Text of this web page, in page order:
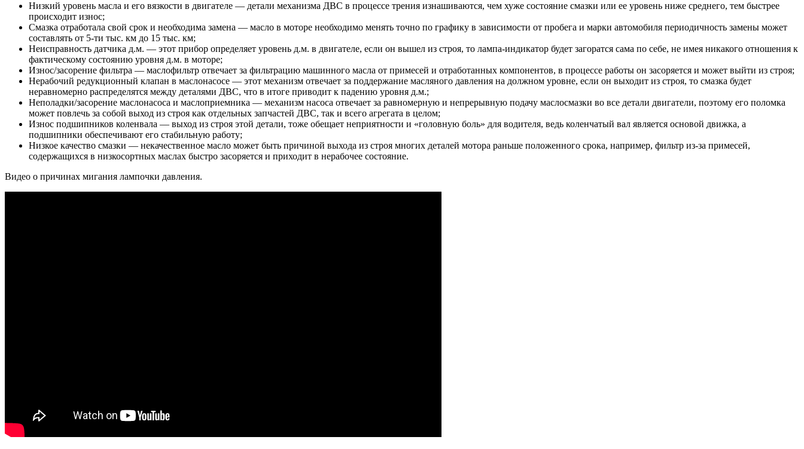
Низкий уровень масла и его вязкости в двигателе — детали механизма ДВС в процессе трения изнашиваются, чем хуже состояние смазки или ее уровень ниже среднего, тем быстрее
происходит износ;
Смазка отработала свой срок и необходима замена — масло в моторе необходимо менять точно по графику в зависимости от пробега и марки автомобиля периодичность замены может
составлять от 5-ти тыс. км до 15 тыс. км;
Неисправность датчика д.м. — этот прибор определяет уровень д.м. в двигателе, если он вышел из строя, то лампа-индикатор будет загоратся сама по себе, не имея никакого отношения к
фактическому состоянию уровня д.м. в моторе;
Износ/засорение фильтра — маслофильтр отвечает за фильтрацию машинного масла от примесей и отработанных компонентов, в процессе работы он засоряется и может выйти из строя;
Нерабочий редукционный клапан в маслонасосе — этот механизм отвечает за поддержание масляного давления на должном уровне, если он выходит из строя, то смазка будет
неравномерно распределятся между деталями ДВС, что в итоге приводит к падению уровня д.м.;
Неполадки/засорение маслонасоса и маслоприемника — механизм насоса отвечает за равномерную и непрерывную подачу маслосмазки во все детали двигатели, поэтому его поломка
может повлечь за собой выход из строя как отдельных запчастей ДВС, так и всего агрегата в целом;
Износ подшипников коленвала — выход из строя этой детали, тоже обещает неприятности и «головную боль» для водителя, ведь коленчатый вал является основой движка, а
подшипники обеспечивают его стабильную работу;
Низкое качество смазки — некачественное масло может быть причиной выхода из строя многих деталей мотора раньше положенного срока, например, фильтр из-за примесей,
содержащихся в низкосортных маслах быстро засоряется и приходит в нерабочее состояние.
Видео о причинах мигания лампочки давления.